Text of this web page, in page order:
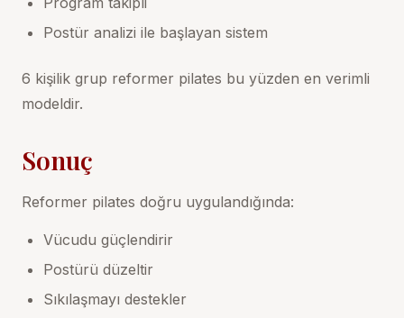
Postür analizi ile başlayan sistem
6 kişilik grup reformer pilates bu yüzden en verimli
modeldir.
Sonuç
Reformer pilates doğru uygulandığında:
Vücudu güçlendirir
Postürü düzeltir
Sıkılaşmayı destekler